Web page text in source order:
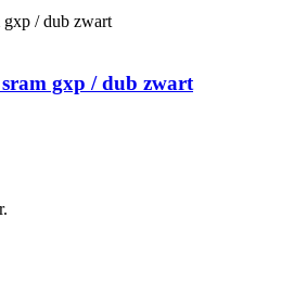
gxp / dub zwart